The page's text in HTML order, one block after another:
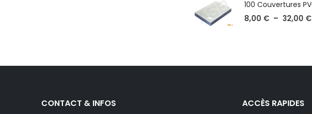
8,00 € – 32,00 €
CONTACT & INFOS ACCÈS RAPIDES